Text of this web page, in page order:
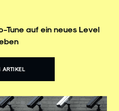
Tune auf ein neues Level
ARTIKEL